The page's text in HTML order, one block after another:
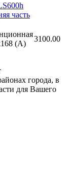
часть
(A)
3100.00
города, в
для Вашего